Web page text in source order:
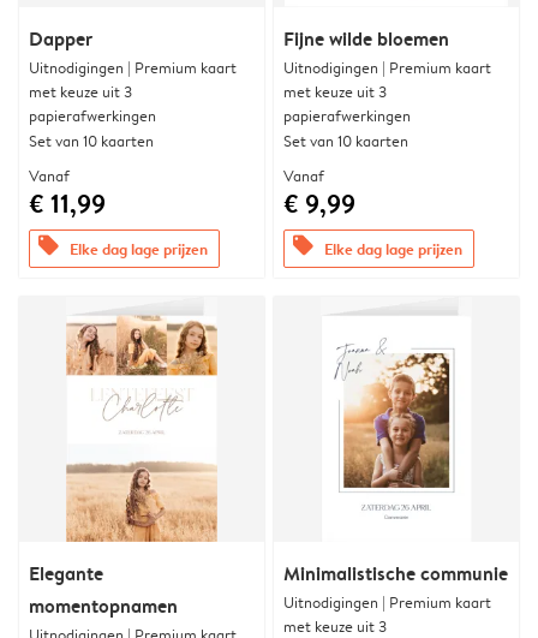
Dapper
Uitnodigingen | Premium kaart
met keuze uit 3
papierafwerkingen
Set van 10 kaarten
Vanaf
€ 11,99
offers Elke dag lage prijzen
Fijne wilde bloemen
Uitnodigingen | Premium kaart
met keuze uit 3
papierafwerkingen
Set van 10 kaarten
Vanaf
€ 9,99
offers Elke dag lage prijzen
Elegante
momentopnamen
Minimalistische communie
Uitnodigingen | Premium kaart
met keuze uit 3